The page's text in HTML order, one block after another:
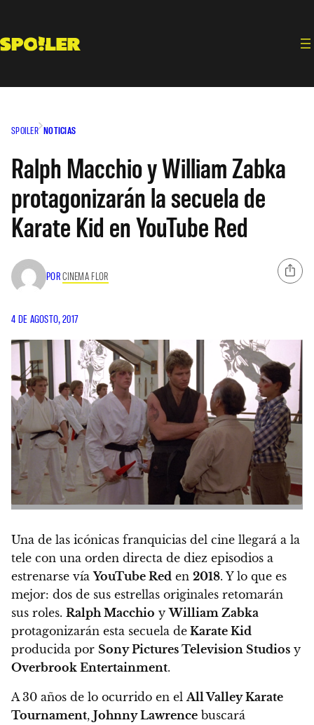
contenido
SPOILER NOTICIAS
Ralph Macchio y William Zabka
protagonizarán la secuela de
Karate Kid en YouTube Red
PORCINEMA FLOR
4 DE AGOSTO, 2017
Una de las icónicas franquicias del cine llegará a la
tele con una orden directa de diez episodios a
estrenarse víaYouTube Red en 2018. Y lo que es
mejor: dos de sus estrellas originales retomarán
sus roles. Ralph Macchio yWilliam Zabka
protagonizarán esta secuela de Karate Kid
producida por Sony Pictures Television Studios y
Overbrook Entertainment.
A 30 años de lo ocurrido en el All Valley Karate
Tournament, Johnny Lawrence buscará